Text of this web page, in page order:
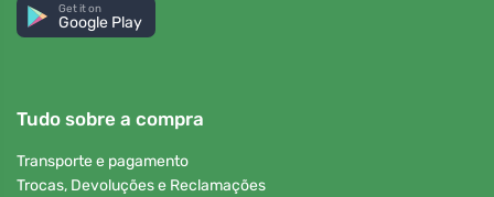
Get it on
Google Play
Tudo sobre a compra
Transporte e pagamento
Trocas, Devoluções e Reclamações